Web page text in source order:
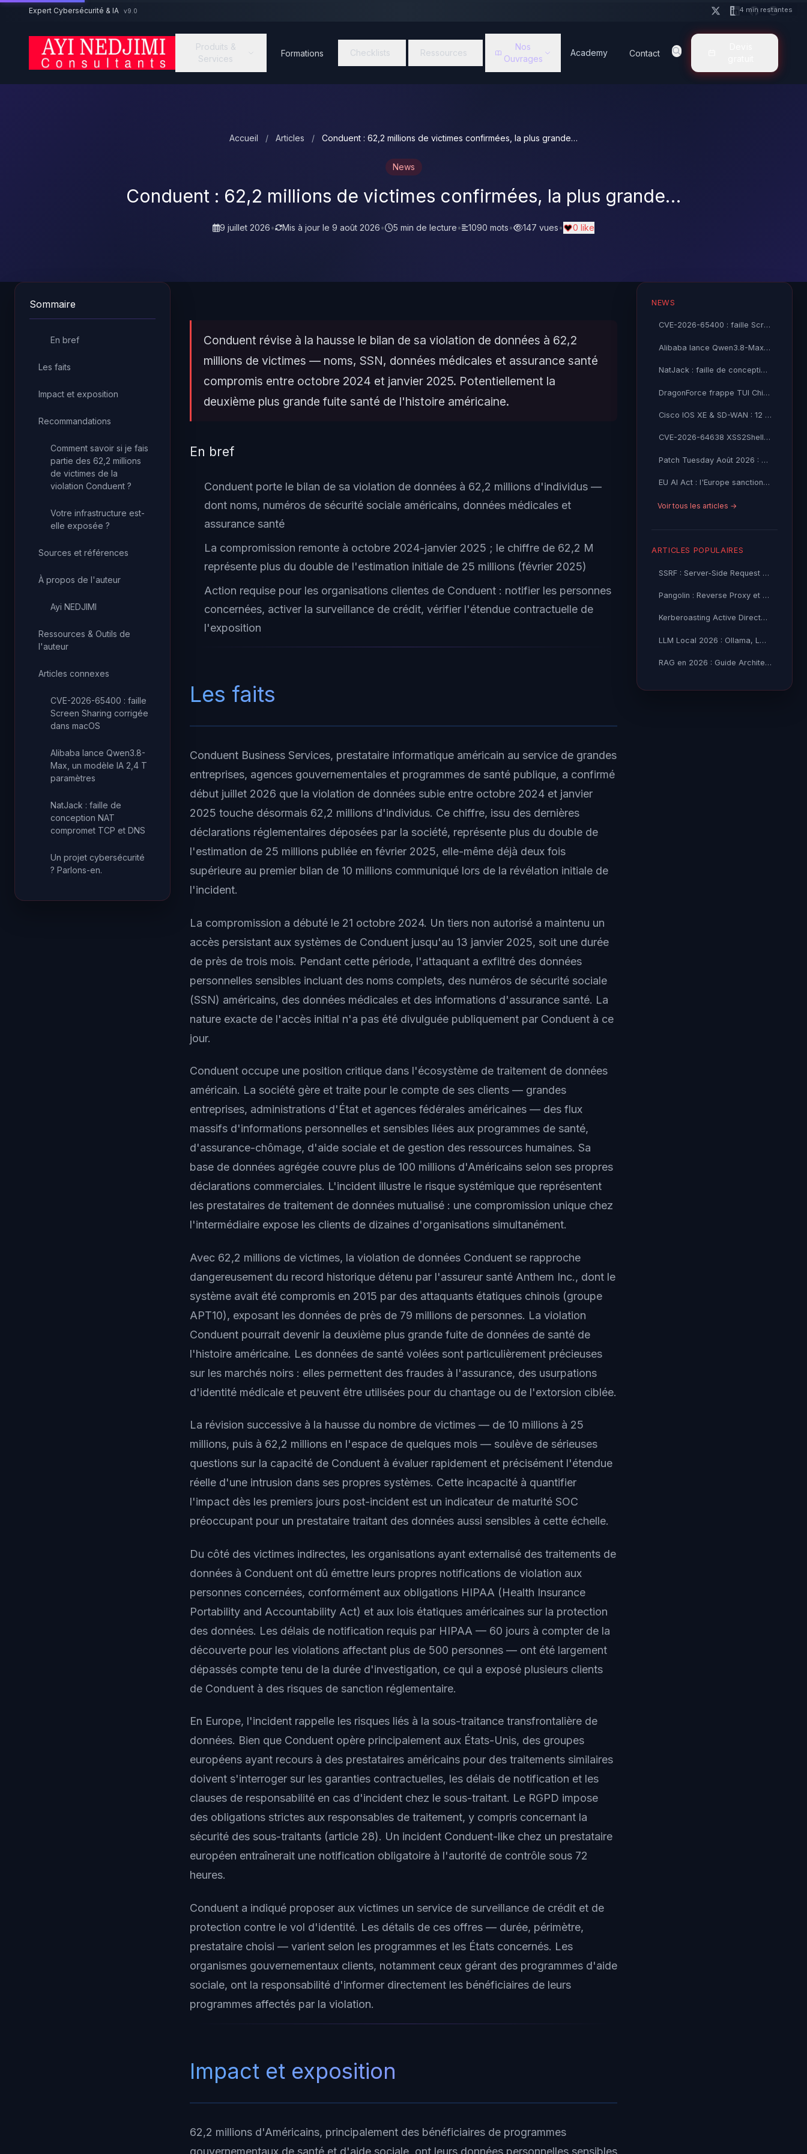
Aller au contenu principal
Expert Cybersécurité & IA v9.0
Produits &
Services
Formations Checklists Ressources
Nos
Ouvrages
Academy Contact
Accueil / Articles / Conduent : 62,2 millions de victimes confirmées, la plus grande…
News
Conduent : 62,2 millions de victimes confirmées, la plus grande…
9 juillet 2026• Mis à jour le 9 août 2026• 5 min de lecture• 1090 mots• 147 vues• 0 like
Sommaire
En bref
Les faits
Impact et exposition
Recommandations
Comment savoir si je fais
partie des 62,2 millions
de victimes de la
violation Conduent ?
Votre infrastructure est-
elle exposée ?
Sources et références
À propos de l'auteur
Ayi NEDJIMI
Ressources & Outils de
l'auteur
Articles connexes
CVE-2026-65400 : faille
Screen Sharing corrigée
dans macOS
Alibaba lance Qwen3.8-
Max, un modèle IA 2,4 T
paramètres
NatJack : faille de
conception NAT
compromet TCP et DNS
Un projet cybersécurité
? Parlons-en.
Conduent révise à la hausse le bilan de sa violation de données à 62,2
millions de victimes — noms, SSN, données médicales et assurance santé
compromis entre octobre 2024 et janvier 2025. Potentiellement la
deuxième plus grande fuite santé de l'histoire américaine.
En bref
Conduent porte le bilan de sa violation de données à 62,2 millions d'individus —
dont noms, numéros de sécurité sociale américains, données médicales et
assurance santé
La compromission remonte à octobre 2024-janvier 2025 ; le chiffre de 62,2 M
représente plus du double de l'estimation initiale de 25 millions (février 2025)
Action requise pour les organisations clientes de Conduent : notifier les personnes
concernées, activer la surveillance de crédit, vérifier l'étendue contractuelle de
l'exposition
Les faits
Conduent Business Services, prestataire informatique américain au service de grandes
entreprises, agences gouvernementales et programmes de santé publique, a confirmé
début juillet 2026 que la violation de données subie entre octobre 2024 et janvier
2025 touche désormais 62,2 millions d'individus. Ce chiffre, issu des dernières
déclarations réglementaires déposées par la société, représente plus du double de
l'estimation de 25 millions publiée en février 2025, elle-même déjà deux fois
supérieure au premier bilan de 10 millions communiqué lors de la révélation initiale de
l'incident.
La compromission a débuté le 21 octobre 2024. Un tiers non autorisé a maintenu un
accès persistant aux systèmes de Conduent jusqu'au 13 janvier 2025, soit une durée
de près de trois mois. Pendant cette période, l'attaquant a exfiltré des données
personnelles sensibles incluant des noms complets, des numéros de sécurité sociale
(SSN) américains, des données médicales et des informations d'assurance santé. La
nature exacte de l'accès initial n'a pas été divulguée publiquement par Conduent à ce
jour.
Conduent occupe une position critique dans l'écosystème de traitement de données
américain. La société gère et traite pour le compte de ses clients — grandes
entreprises, administrations d'État et agences fédérales américaines — des flux
massifs d'informations personnelles et sensibles liées aux programmes de santé,
d'assurance-chômage, d'aide sociale et de gestion des ressources humaines. Sa
base de données agrégée couvre plus de 100 millions d'Américains selon ses propres
déclarations commerciales. L'incident illustre le risque systémique que représentent
les prestataires de traitement de données mutualisé : une compromission unique chez
l'intermédiaire expose les clients de dizaines d'organisations simultanément.
Avec 62,2 millions de victimes, la violation de données Conduent se rapproche
dangereusement du record historique détenu par l'assureur santé Anthem Inc., dont le
système avait été compromis en 2015 par des attaquants étatiques chinois (groupe
APT10), exposant les données de près de 79 millions de personnes. La violation
Conduent pourrait devenir la deuxième plus grande fuite de données de santé de
l'histoire américaine. Les données de santé volées sont particulièrement précieuses
sur les marchés noirs : elles permettent des fraudes à l'assurance, des usurpations
d'identité médicale et peuvent être utilisées pour du chantage ou de l'extorsion ciblée.
La révision successive à la hausse du nombre de victimes — de 10 millions à 25
millions, puis à 62,2 millions en l'espace de quelques mois — soulève de sérieuses
questions sur la capacité de Conduent à évaluer rapidement et précisément l'étendue
réelle d'une intrusion dans ses propres systèmes. Cette incapacité à quantifier
l'impact dès les premiers jours post-incident est un indicateur de maturité SOC
préoccupant pour un prestataire traitant des données aussi sensibles à cette échelle.
Du côté des victimes indirectes, les organisations ayant externalisé des traitements de
données à Conduent ont dû émettre leurs propres notifications de violation aux
personnes concernées, conformément aux obligations HIPAA (Health Insurance
Portability and Accountability Act) et aux lois étatiques américaines sur la protection
des données. Les délais de notification requis par HIPAA — 60 jours à compter de la
découverte pour les violations affectant plus de 500 personnes — ont été largement
dépassés compte tenu de la durée d'investigation, ce qui a exposé plusieurs clients
de Conduent à des risques de sanction réglementaire.
En Europe, l'incident rappelle les risques liés à la sous-traitance transfrontalière de
données. Bien que Conduent opère principalement aux États-Unis, des groupes
européens ayant recours à des prestataires américains pour des traitements similaires
doivent s'interroger sur les garanties contractuelles, les délais de notification et les
clauses de responsabilité en cas d'incident chez le sous-traitant. Le RGPD impose
des obligations strictes aux responsables de traitement, y compris concernant la
sécurité des sous-traitants (article 28). Un incident Conduent-like chez un prestataire
européen entraînerait une notification obligatoire à l'autorité de contrôle sous 72
heures.
Conduent a indiqué proposer aux victimes un service de surveillance de crédit et de
protection contre le vol d'identité. Les détails de ces offres — durée, périmètre,
prestataire choisi — varient selon les programmes et les États concernés. Les
organismes gouvernementaux clients, notamment ceux gérant des programmes d'aide
sociale, ont la responsabilité d'informer directement les bénéficiaires de leurs
programmes affectés par la violation.
Impact et exposition
62,2 millions d'Américains, principalement des bénéficiaires de programmes
gouvernementaux de santé et d'aide sociale, ont leurs données personnelles sensibles
NEWS
CVE-2026-65400 : faille Screen Sharing corrigée dans macOS
Alibaba lance Qwen3.8-Max, un modèle IA 2,4 T paramètres
NatJack : faille de conception NAT compromet TCP et DNS
DragonForce frappe TUI China : passeports, visas et données financières exfiltrés
Cisco IOS XE & SD-WAN : 12 CVE critiques CVSS 9.8-9.9 publiées le 5 août 2026
CVE-2026-64638 XSS2Shell : le XSS non-auth qui mène au RCE sur 43% du web
Patch Tuesday Août 2026 : 85 CVE corrigées, 6 Critiques, 0 Zero-Day exploité
EU AI Act : l'Europe sanctionne désormais les GPAI
Voir tous les articles →
ARTICLES POPULAIRES
SSRF : Server-Side Request Forgery — Exploitation Avancée
Pangolin : Reverse Proxy et Tunnel Self-Hosted — Guide
Kerberoasting Active Directory : Attaque et Défense 2026
LLM Local 2026 : Ollama, LM Studio ou vLLM — Quel Outil selon
RAG en 2026 : Guide Architecture, Vectorisation & Chunking
4 min restantes